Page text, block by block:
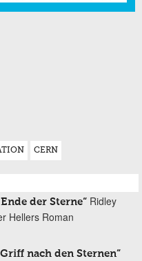
CERN
der Sterne“ Ridley
Hellers Roman
nach den Sternen“